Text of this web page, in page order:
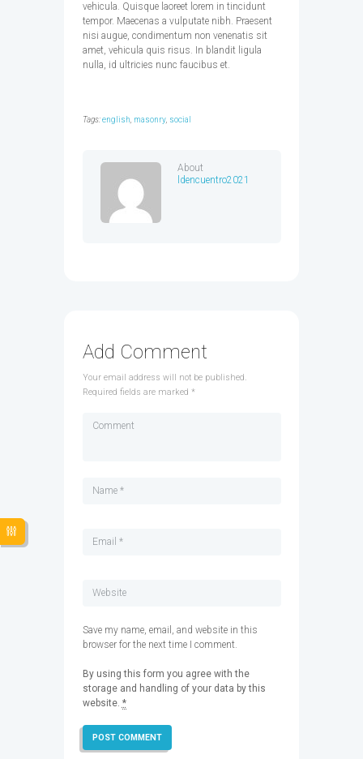
vehicula. Quisque laoreet lorem in tincidunt
tempor. Maecenas a vulputate nibh. Praesent
nisi augue, condimentum non venenatis sit
amet, vehicula quis risus. In blandit ligula
nulla, id ultricies nunc faucibus et.
Tags:english masonry, social
About
ldencuentro2021
Add Comment
Your email address will not be published.
Required fields are marked *
Save my name, email, and website in this
browser for the next time I comment.
By using this form you agree with the
storage and handling of your data by this
website. *